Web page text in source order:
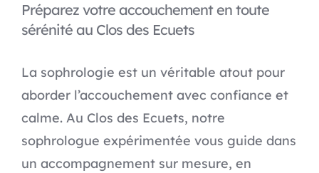
Préparez votre accouchement en toute
sérénité au Clos des Ecuets
La sophrologie est un véritable atout pour
aborder l’accouchement avec confiance et
calme. Au Clos des Ecuets, notre
sophrologue expérimentée vous guide dans
un accompagnement sur mesure, en